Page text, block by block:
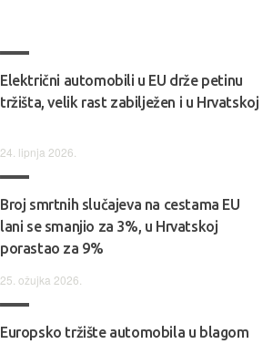
Električni automobili u EU drže petinu
tržišta, velik rast zabilježen i u Hrvatskoj
24. lipnja 2026.
Broj smrtnih slučajeva na cestama EU
lani se smanjio za 3%, u Hrvatskoj
porastao za 9%
25. ožujka 2026.
Europsko tržište automobila u blagom